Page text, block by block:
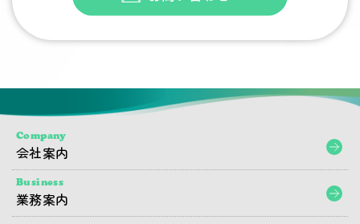
Company
会社案内
Business
業務案内